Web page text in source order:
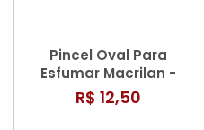
Pincel Oval Para
Esfumar Macrilan -
A27
R$ 12,50